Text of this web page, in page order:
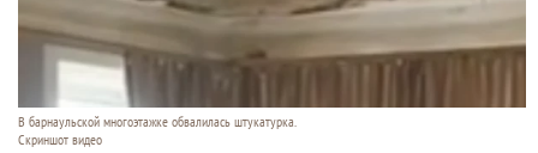
В барнаульской многоэтажке обвалилась штукатурка.
Скриншот видео